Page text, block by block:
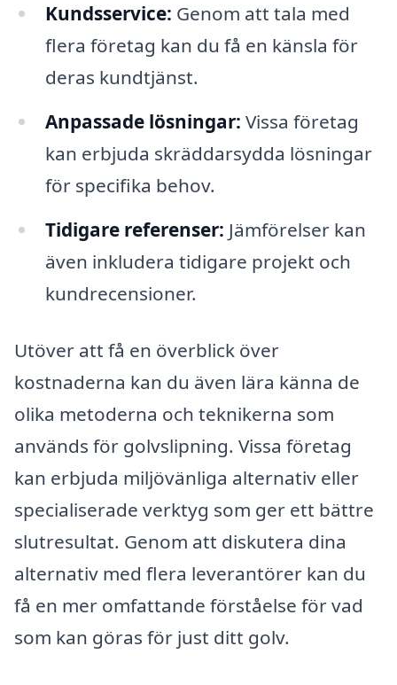
Kundsservice: Genom att tala med
flera företag kan du få en känsla för
deras kundtjänst.
Anpassade lösningar: Vissa företag
kan erbjuda skräddarsydda lösningar
för specifika behov.
Tidigare referenser: Jämförelser kan
även inkludera tidigare projekt och
kundrecensioner.
Utöver att få en överblick över
kostnaderna kan du även lära känna de
olika metoderna och teknikerna som
används för golvslipning. Vissa företag
kan erbjuda miljövänliga alternativ eller
specialiserade verktyg som ger ett bättre
slutresultat. Genom att diskutera dina
alternativ med flera leverantörer kan du
få en mer omfattande förståelse för vad
som kan göras för just ditt golv.